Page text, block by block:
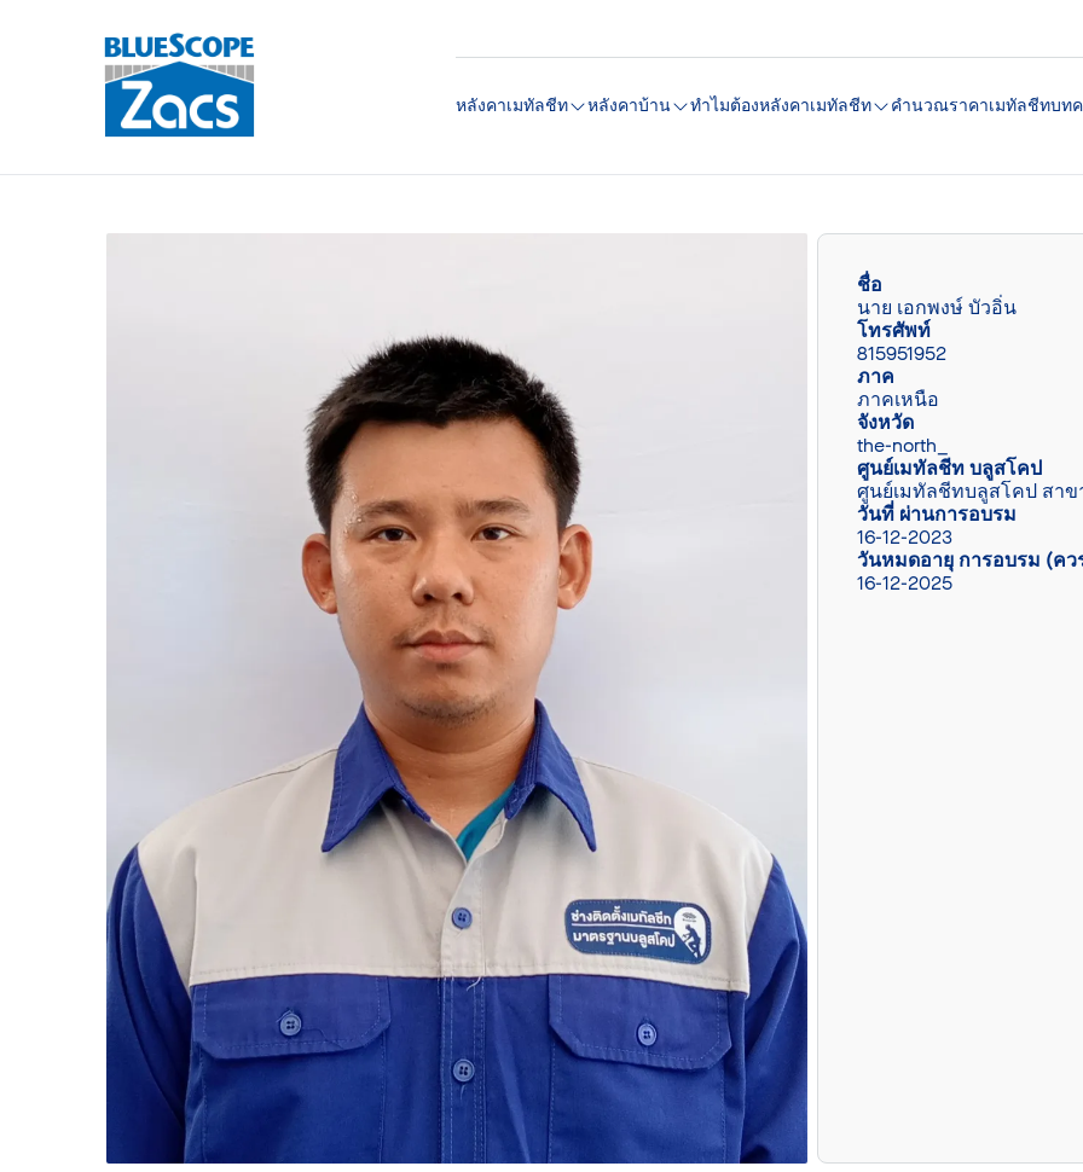
หลังคาเมทัลชีท หลังคาบ้าน ทำไมต้องหลังคาเมทัลชีท คํานวณราคาเมทัลชีทบท
ชื่อ
นาย เอกพงษ์ บัวอิ่น
โทรศัพท์
815951952
ภาค
ภาคเหนือ
จังหวัด
the-north_
ศูนย์เมทัลชีท บลูสโคป
ศูนย์เมทัลชีทบลูสโคป สาข
วันที่ ผ่านการอบรม
16-12-2023
วันหมดอายุ การอบรม (ค
16-12-2025